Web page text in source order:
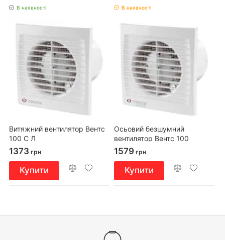
В наявності
Витяжний вентилятор Вентс
100 С Л
1373 грн
Купити
В наявності
Осьовий безшумний
вентилятор Вентс 100
Сілента-С
1579 грн
Купити